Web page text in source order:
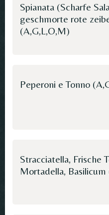
Spianata (Scharfe
geschmorte rote
(A,G,L,O,M)
Peperoni e Tonno
Stracciatella, Frische
Mortadella, Basilicum